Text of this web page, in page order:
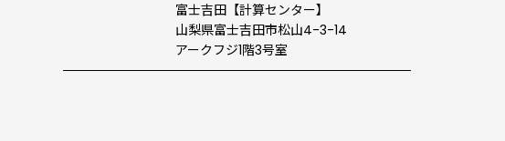
富士吉田【計算センター】
山梨県富士吉田市松山4-3-14
アークフジ1階3号室